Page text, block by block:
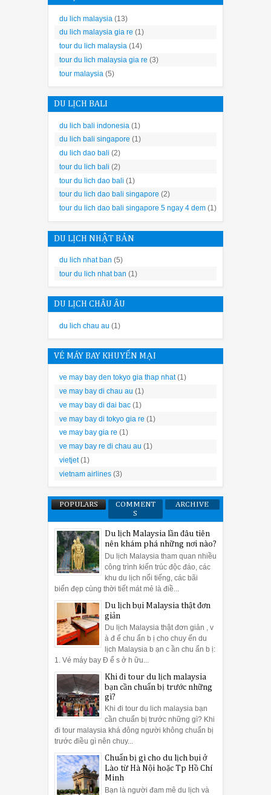
nhà bếp: Dùng xếp các loại dao, nĩa, thìa, thớt….Cách xếp
cấu tạo không quá phức tạp, song việc vệ sinh máy rửa bát
máy rửa bát Bosch một cách sạch nhất
máy rửa bát bosch khá đơn giản, chỉ gồm hai khoang rửa và
, đầu tiên người sử dụng cần đổ bỏ chỗ rác này, sau
đựng nước rửa chén. Tiếp đó, bật và chọn một chu trình rửa
dòng sản phẩm cao cấp nhất trên thị trường hiện nay, giúp
– Đầu tiên, cần chọn vị trí thích hợp nhất lắp
giữa các mặt của máy với mặt tường và các vật dụng khác
– Rà soát lại toàn bộ
máy rửa bát Bosch có tốn lượng nước nhiều hơn so với
bếp gia đình,máy rửa bát Bosch rất tiết kiệm nước
máy rửa bát Boschcao cấp sẽ tiết kiệm được 1/3 lượng nước so
cũng đẹp.
săn hoa ấy. Người ta bảo Hà Giang 4 mùa đều đẹp, và
du lich malaysia (13)
du lich malaysia gia re (1)
tour du lich malaysia (14)
tour du lich malaysia gia re (3)
tour malaysia (5)
DU LỊCH BALI
du lich bali indonesia (1)
du lich bali singapore (1)
du lich dao bali (2)
tour du lich bali (2)
tour du lich dao bali (1)
tour du lich dao bali singapore (2)
tour du lich dao bali singapore 5 ngay 4 dem (1)
DU LỊCH NHẬT BẢN
du lich nhat ban (5)
tour du lich nhat ban (1)
DU LỊCH CHÂU ÂU
du lich chau au (1)
VÉ MÁY BAY KHUYẾN MẠI
ve may bay den tokyo gia thap nhat (1)
ve may bay di chau au (1)
ve may bay di dai bac (1)
ve may bay di tokyo gia re (1)
ve may bay gia re (1)
ve may bay re di chau au (1)
vietjet (1)
vietnam airlines (3)
POPULARS
COMMENT
S
ARCHIVE
Du lịch Malaysia lần đâu tiên
nên khám phá những nơi nào?
Du lịch Malaysia tham quan nhiều
công trình kiến trúc độc đáo, các
khu du lịch nổi tiếng, các bãi
biển đẹp cùng thời tiết mát mẻ là điề...
Du lịch bụi Malaysia thật đơn
giản
Du lịch Malaysia thật đơn giản , v
à đ ể chu ẩn b ị cho chuy ến du
lịch Malaysia b ạn c ần chu ẩn b ị:
1. Vé máy bay Đ ể s ở h ữu...
Khi đi tour du lịch malaysia
bạn cần chuẩn bị trước những
gì?
Khi đi tour du lich malaysia bạn
cần chuẩn bị trước những gì? Khi
đi tour malaysia khá đông người không chuẩn bị
trước điều gì nên chuy...
Chuẩn bị gì cho du lịch bụi ở
Lào từ Hà Nội hoặc Tp Hồ Chí
Minh
Bạn là người đam mê du lịch và